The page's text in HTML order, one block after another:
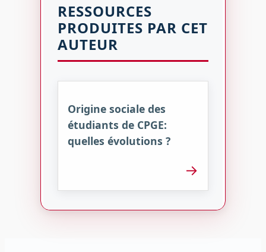
RESSOURCES
PRODUITES PAR CET
AUTEUR
Origine sociale des
étudiants de CPGE:
quelles évolutions ?
→